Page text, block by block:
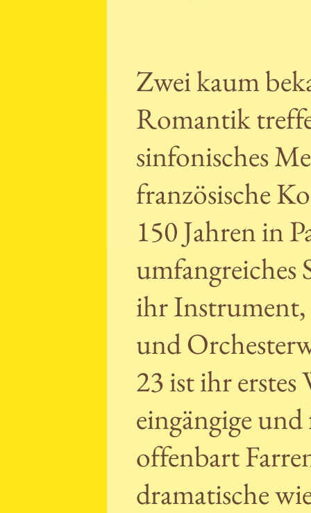
Zwei kaum
Romantik
sinfonisches
französische
150 Jahren in
umfangreiches
ihr Instrument,
und
23 ist ihr erstes
eingängige
offenbart
dramatische